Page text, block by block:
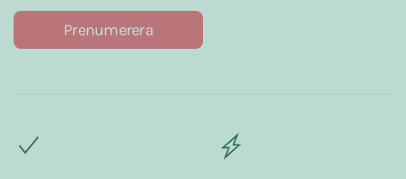
Prenumerera